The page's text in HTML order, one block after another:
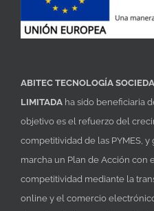
ABITEC TECNOLOGÍA
LIMITADA ha sido beneficiaria
objetivo es el refuerzo del
competitividad de las PYMES,
marcha un Plan de Acción con
competitividad mediante la
online y el comercio